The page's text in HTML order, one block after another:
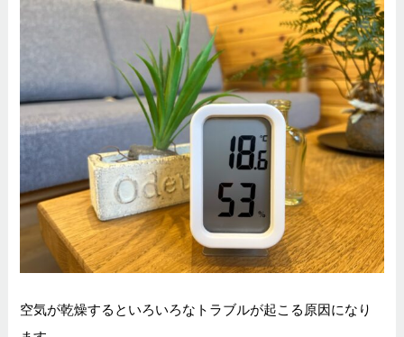
空気が乾燥するといろいろなトラブルが起こる原因になり